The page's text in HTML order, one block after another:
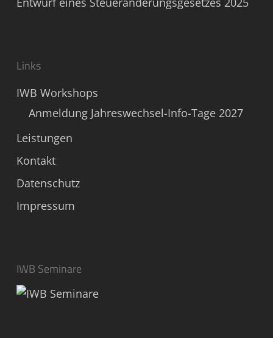
Links
IWB Workshops
Anmeldung Jahreswechsel-Info-Tage 2027
Leistungen
Kontakt
Datenschutz
Impressum
IWB Seminare